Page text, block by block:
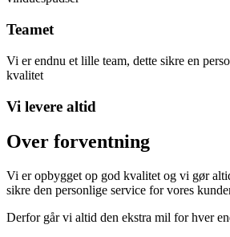
Teamet
Vi er endnu et lille team, dette sikre en
kvalitet
Vi levere altid
Over forventning
Vi er opbygget op god kvalitet og vi gør
sikre den personlige service for vores
Derfor går vi altid den ekstra mil for hver